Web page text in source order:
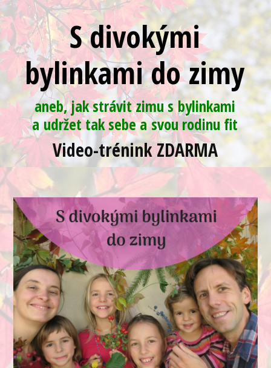
S divokými
bylinkami do zimy
aneb, jak strávit zimu s bylinkami
a udržet tak sebe a svou rodinu fit
Video-trénink ZDARMA